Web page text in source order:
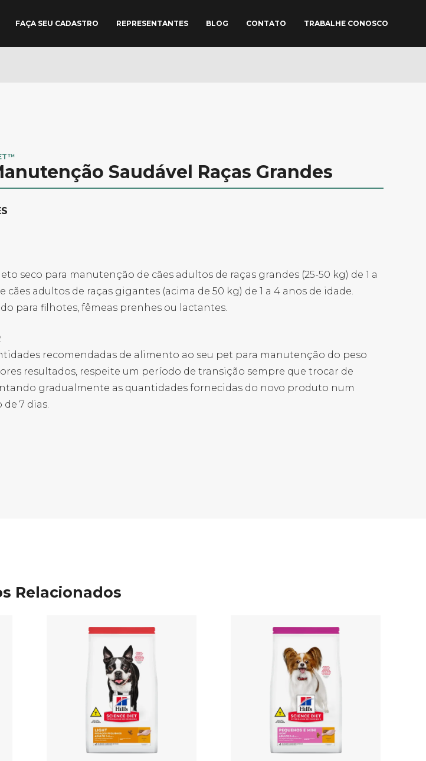
FAÇA SEU CADASTRO REPRESENTANTES BLOG CONTATO TRABALHE CONOSCO
Saudável Raças Grandes
seco para manutenção de cães adultos de raças grandes (25-50 kg) de 1 a
cães adultos de raças gigantes (acima de 50 kg) de 1 a 4 anos de idade.
para filhotes, fêmeas prenhes ou lactantes.
recomendadas de alimento ao seu pet para manutenção do peso
resultados, respeite um período de transição sempre que trocar de
gradualmente as quantidades fornecidas do novo produto num
7 dias.
Relacionados